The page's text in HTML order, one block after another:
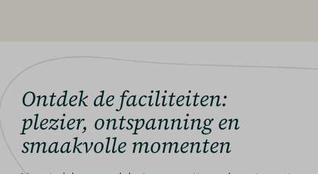
Ontdek de faciliteiten:
plezier, ontspanning en
smaakvolle momenten